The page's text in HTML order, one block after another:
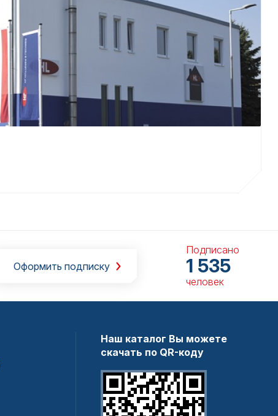
Оформить подписку
Подписано
1 535
человек
Наш каталог Вы можете
скачать по QR-коду